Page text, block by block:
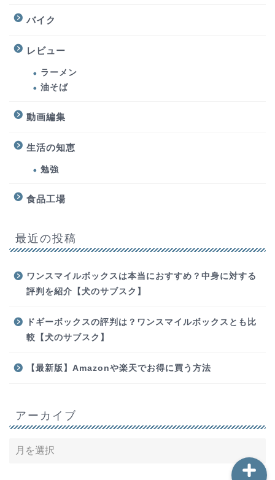
バイク
レビュー
ラーメン
油そば
動画編集
生活の知恵
勉強
食品工場
最近の投稿
ワンスマイルボックスは本当におすすめ？中身に対する
評判を紹介【犬のサブスク】
ドギーボックスの評判は？ワンスマイルボックスとも比
較【犬のサブスク】
【最新版】Amazonや楽天でお得に買う方法
アーカイブ